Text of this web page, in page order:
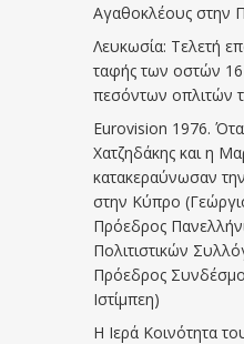
Αγαθοκλέους στην
Λευκωσία: Τελετή
ταφής των οστών
πεσόντων οπλιτών
Eurovision 1976.
Χατζηδάκης και η
κατακεραύνωσαν
στην Κύπρο
Πρόεδρος
Πολιτιστικών
Πρόεδρος
Ιστίμπεη)
Η Ιερά Κοινότητα